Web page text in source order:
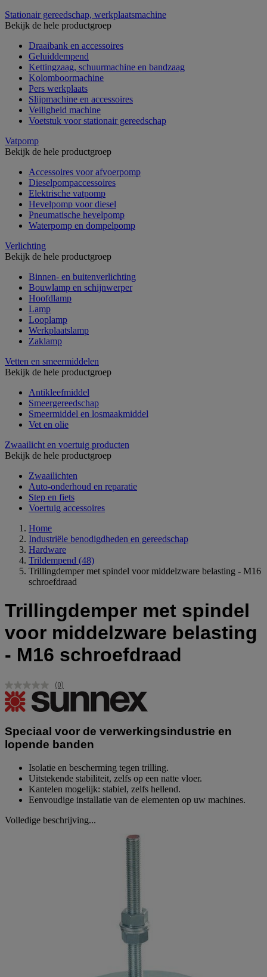
Stationair gereedschap, werkplaatsmachine
Bekijk de hele productgroep
Draaibank en accessoires
Geluiddempend
Kettingzaag, schuurmachine en bandzaag
Kolomboormachine
Pers werkplaats
Slijpmachine en accessoires
Veiligheid machine
Voetstuk voor stationair gereedschap
Vatpomp
Bekijk de hele productgroep
Accessoires voor afvoerpomp
Dieselpompaccessoires
Elektrische vatpomp
Hevelpomp voor diesel
Pneumatische hevelpomp
Waterpomp en dompelpomp
Verlichting
Bekijk de hele productgroep
Binnen- en buitenverlichting
Bouwlamp en schijnwerper
Hoofdlamp
Lamp
Looplamp
Werkplaatslamp
Zaklamp
Vetten en smeermiddelen
Bekijk de hele productgroep
Antikleefmiddel
Smeergereedschap
Smeermiddel en losmaakmiddel
Vet en olie
Zwaailicht en voertuig producten
Bekijk de hele productgroep
Zwaailichten
Auto-onderhoud en reparatie
Step en fiets
Voertuig accessoires
Home
Industriële benodigdheden en gereedschap
Hardware
Trildempend (48)
Trillingdemper met spindel voor middelzware belasting - M16
schroefdraad
Trillingdemper met spindel
voor middelzware belasting
- M16 schroefdraad
Geen
scorewaarde.
Dezelfde
(0)
Speciaal voor de verwerkingsindustrie en
lopende banden
Isolatie en bescherming tegen trilling.
Uitstekende stabiliteit, zelfs op een natte vloer.
Kantelen mogelijk: stabiel, zelfs hellend.
Eenvoudige installatie van de elementen op uw machines.
Volledige beschrijving...